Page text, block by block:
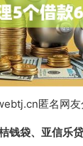
匿名网友
钱袋、亚信乐